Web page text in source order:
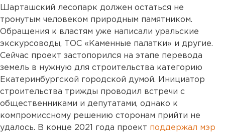
Шарташский лесопарк должен остаться не
тронутым человеком природным памятником.
Обращения к властям уже написали уральские
экскурсоводы, ТОС «Каменные палатки» и другие.
Сейчас проект застопорился на этапе перевода
земель в нужную для строительства категорию
Екатеринбургской городской думой. Инициатор
строительства трижды проводил встречи с
общественниками и депутатами, однако к
компромиссному решению сторонам прийти не
удалось. В конце 2021 года проект поддержал мэр